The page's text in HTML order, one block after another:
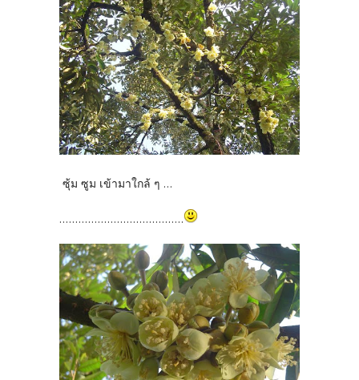
ซุ้ม ซูม เข้ามาใกล้ ๆ ...
.......................................